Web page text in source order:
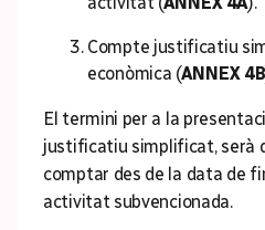
Compte justificatiu
econòmica (ANNEX 4B
El termini per a la
justificatiu simplificat, serà
comptar des de la data de
activitat subvencionada.